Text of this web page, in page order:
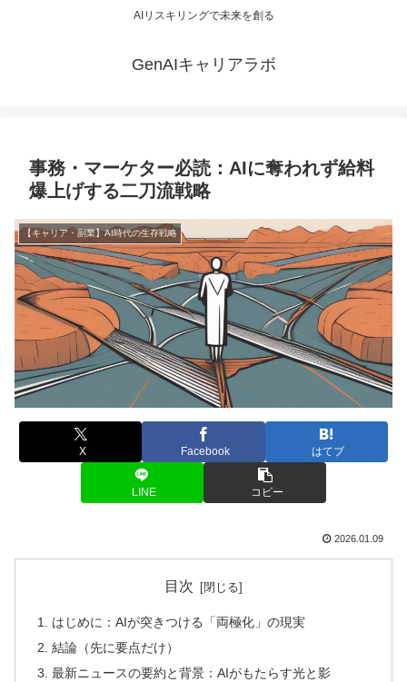
AIリスキリングで未来を創る
GenAIキャリアラボ
事務・マーケター必読：AIに奪われず給料
爆上げする二刀流戦略
【キャリア・副業】AI時代の生存戦略
X Facebook はてブ
LINE コピー
2026.01.09
目次
はじめに：AIが突きつける「両極化」の現実
結論（先に要点だけ）
最新ニュースの要約と背景：AIがもたらす光と影